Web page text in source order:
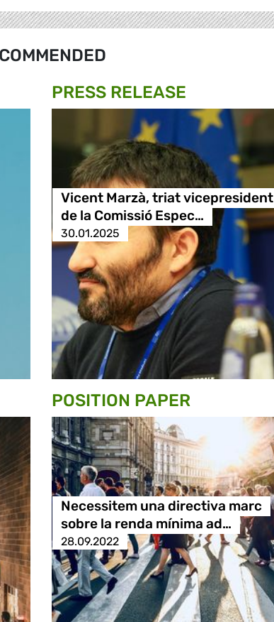
PRESS RELEASE
Vicent Marzà, triat vicepresident
de la Comissió Espec…
30.01.2025
POSITION PAPER
Necessitem una directiva marc
sobre la renda mínima ad…
28.09.2022